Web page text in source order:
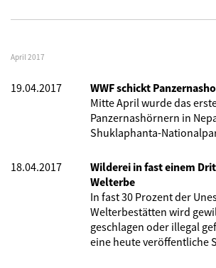
April 2017
19.04.2017
WWF schickt
Mitte April wurde das
Panzernashörnern in
Shuklaphanta-
18.04.2017
Wilderei in fast einem
Welterbe
In fast 30 Prozent der
Welterbestätten wird
geschlagen oder illegal
eine heute veröffentliche